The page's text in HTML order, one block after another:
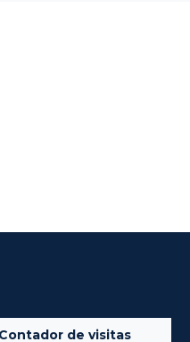
Contador de visitas